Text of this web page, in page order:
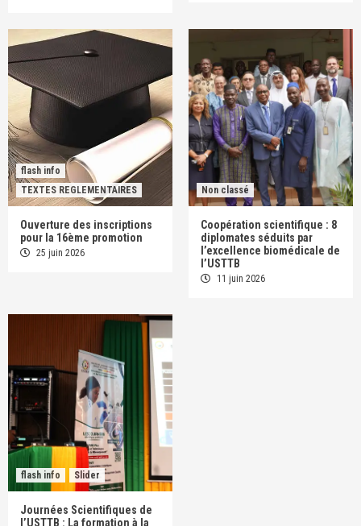
flash info
TEXTES REGLEMENTAIRES
Ouverture des inscriptions
pour la 16ème promotion
25 juin 2026
Non classé
Coopération scientifique : 8
diplomates séduits par
l’excellence biomédicale de
l’USTTB
11 juin 2026
flash info Slider
Journées Scientifiques de
l’USTTB : La formation à la